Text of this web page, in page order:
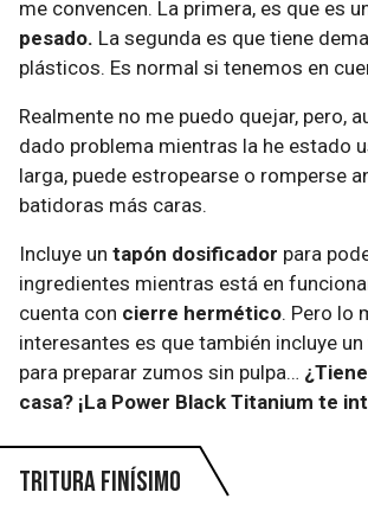
me convencen. La primera, es que es
pesado. La segunda es que tiene
plásticos. Es normal si tenemos en
Realmente no me puedo quejar, pero,
dado problema mientras la he estado
larga, puede estropearse o romperse
batidoras más caras.
Incluye un tapón dosificador para
ingredientes mientras está en
cuenta con cierre hermético. Pero lo
interesantes es que también incluye un
para preparar zumos sin pulpa…
casa? ¡La Power Black Titanium te
Tritura finísimo